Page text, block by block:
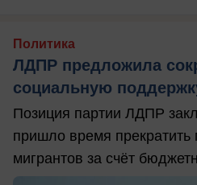
Политика
ЛДПР предложила
социальную
Позиция партии ЛДПР
пришло время прекратить
мигрантов за счёт